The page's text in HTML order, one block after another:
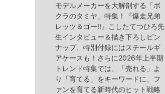
モデルメーカーを大解剖する「ボ
クラのタミヤ」特集！『爆走兄弟
レッツ＆ゴー!!』こしたてつひろ先
生インタビュー＆描き下ろしピン
ナップ、特別付録にはスチールギ
アケースも！さらに2026年上半期
トレンド特集では、「売れる」よ
り「育てる」をキーワードに、フ
ァンを育てる新時代のヒット戦略